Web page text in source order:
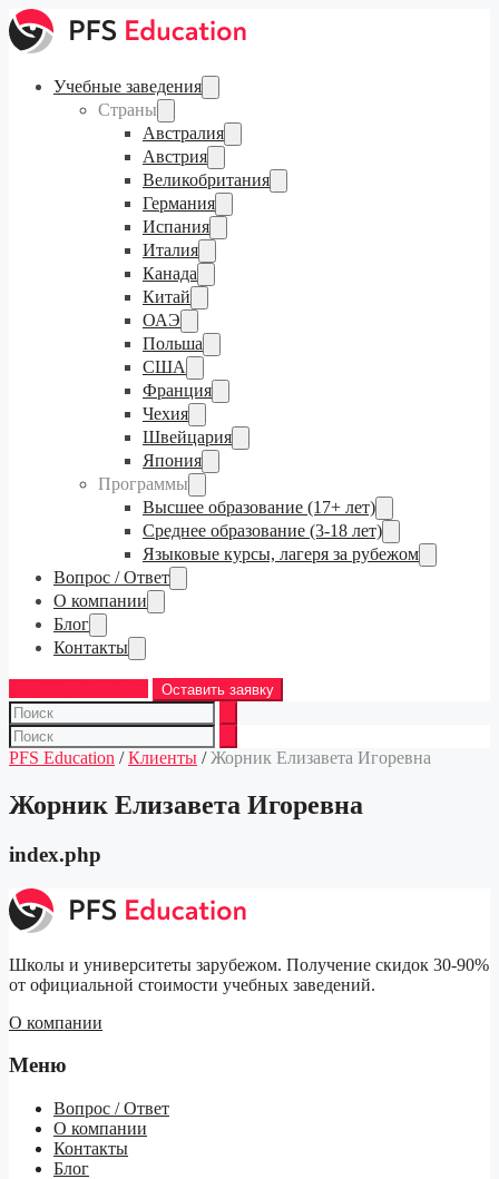
Учебные заведения
Страны
Австралия
Австрия
Великобритания
Германия
Испания
Италия
Канада
Китай
ОАЭ
Польша
США
Франция
Чехия
Швейцария
Япония
Программы
Высшее образование (17+ лет)
Среднее образование (3-18 лет)
Языковые курсы, лагеря за рубежом
Вопрос / Ответ
О компании
Блог
Контакты
Оставить заявку
PFS Education / Клиенты / Жорник Елизавета Игоревна
Жорник Елизавета Игоревна
index.php
Школы и университеты зарубежом. Получение скидок 30-90%
от официальной стоимости учебных заведений.
О компании
Меню
Вопрос / Ответ
О компании
Контакты
Блог